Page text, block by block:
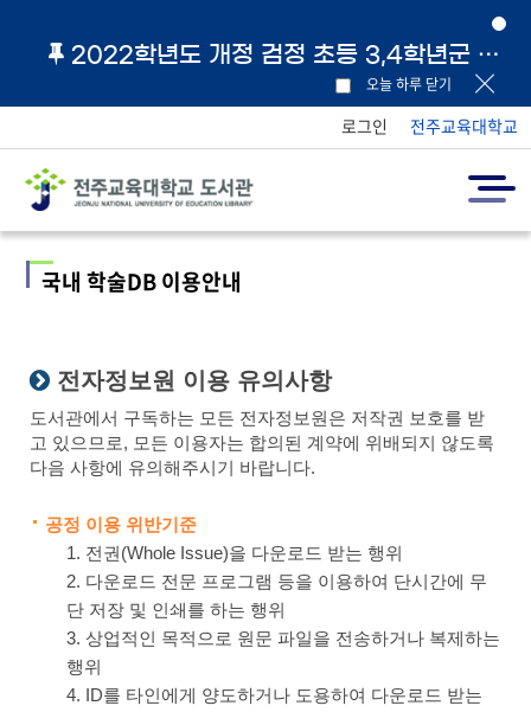
2022학년도 개정 검정 초등 3,4학년군 교과서 및 지도서 원문 링크 안내
오늘 하루 닫기
로그인 전주교육대학교
국내 학술DB 이용안내
전자정보원 이용 유의사항
도서관에서 구독하는 모든 전자정보원은 저작권 보호를 받
고 있으므로, 모든 이용자는 합의된 계약에 위배되지 않도록
다음 사항에 유의해주시기 바랍니다.
공정 이용 위반기준
1. 전권(Whole Issue)을 다운로드 받는 행위
2. 다운로드 전문 프로그램 등을 이용하여 단시간에 무
단 저장 및 인쇄를 하는 행위
3. 상업적인 목적으로 원문 파일을 전송하거나 복제하는
행위
4. ID를 타인에게 양도하거나 도용하여 다운로드 받는